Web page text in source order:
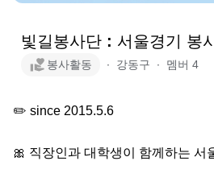
빛길봉사단 : 서울경기 봉
봉사활동 ∙ 강동구 ∙ 멤버 4
✏️ since 2015.5.6
🎀 직장인과 대학생이 함께하는 서